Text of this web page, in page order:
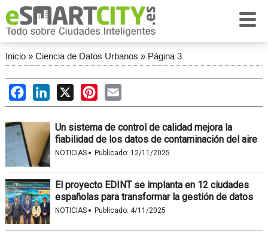
Inicio» Ciencia de Datos Urbanos » Página 3
FacebookLinkedIn
X PinterestEmail
Un sistema de control de calidad mejora la
fiabilidad de los datos de contaminación del aire
NOTICIAS · Publicado: 12/11/2025
El proyecto EDINT se implanta en 12 ciudades
españolas para transformar la gestión de datos
NOTICIAS · Publicado: 4/11/2025